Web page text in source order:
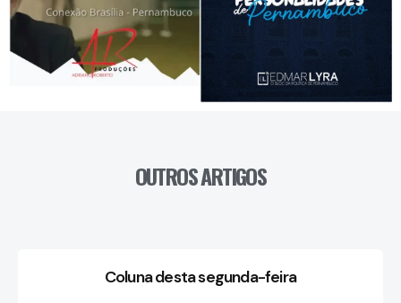
OUTROS ARTIGOS
Coluna desta segunda-feira